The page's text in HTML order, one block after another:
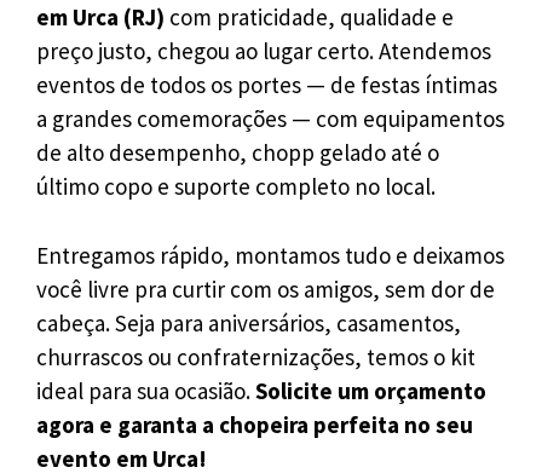
em Urca (RJ) com praticidade, qualidade e
preço justo, chegou ao lugar certo. Atendemos
eventos de todos os portes — de festas íntimas
a grandes comemorações — com equipamentos
de alto desempenho, chopp gelado até o
último copo e suporte completo no local.
Entregamos rápido, montamos tudo e deixamos
você livre pra curtir com os amigos, sem dor de
cabeça. Seja para aniversários, casamentos,
churrascos ou confraternizações, temos o kit
ideal para sua ocasião.Solicite um orçamento
agora e garanta a chopeira perfeita no seu
evento em Urca!